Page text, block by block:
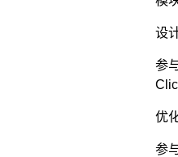
设
参
优
参